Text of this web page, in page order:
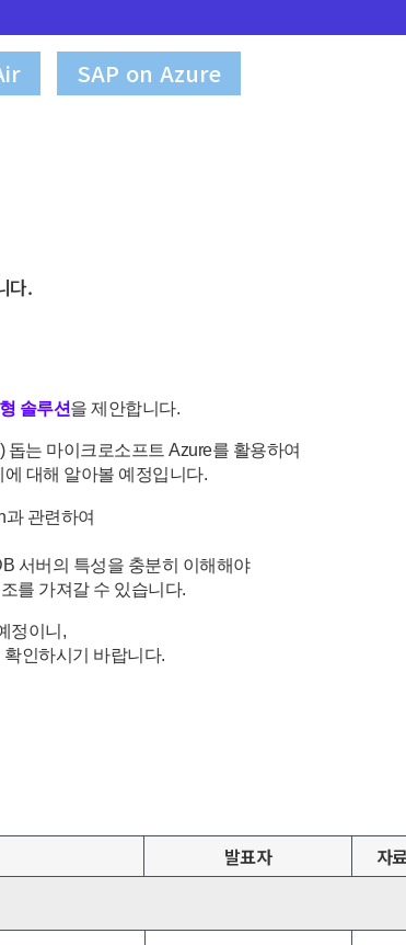
SAP on Azure
다.
솔루션을 제안합니다.
는 마이크로소프트 Azure를 활용하여
대해 알아볼 예정입니다.
관련하여
서버의 특성을 충분히 이해해야
를 가져갈 수 있습니다.
정이니,
인하시기 바랍니다.
발표자
자